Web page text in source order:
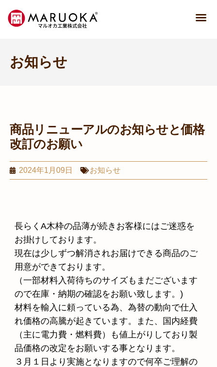
お知らせ
商品リニューアルのお知らせと価格
改訂のお願い
2024年1月09日 お知らせ
長らくA木枠の品薄が続きお客様にはご迷惑を
お掛けしております。
現在は少しずつ解消されお届けできる商品のご
用意ができております。
（一部材料入荷待ちのサイズもまだございます
ので在庫・納期の確認をお願い致します。)
材料を輸入に頼っている為、為替の動向で仕入
れ価格の高騰が起きています。また、国内経費
（主に電力費・燃料費）も値上がりしており製
品価格の改定をお願いする事となります。
３月１日より実施となりますので何卒ご理解の